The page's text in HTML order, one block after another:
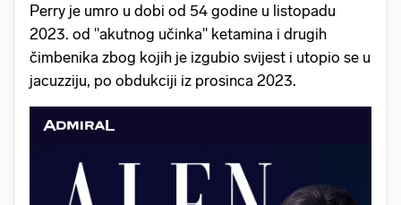
Perry je umro u dobi od 54 godine u listopadu
2023. od "akutnog učinka" ketamina i drugih
čimbenika zbog kojih je izgubio svijest i utopio se u
jacuzziju, po obdukciji iz prosinca 2023.